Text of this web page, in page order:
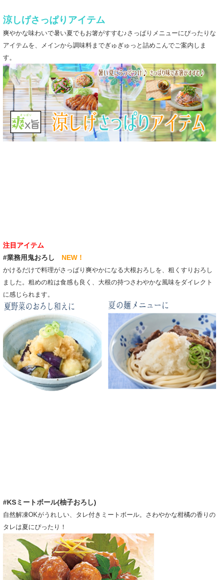
涼しげさっぱりアイテム
爽やかな味わいで暑い夏でもお箸がすすむ♪さっぱりメニューにぴったりな
アイテムを、メインから調味料までぎゅぎゅっと詰めこんでご案内しま
す。
注目アイテム
#業務用鬼おろし NEW！
かけるだけで料理がさっぱり爽やかになる大根おろしを、粗くすりおろし
ました。粗めの粒は食感も良く、大根の持つさわやかな風味をダイレクト
に感じられます。
#KSミートボール(柚子おろし)
自然解凍OKがうれしい、タレ付きミートボール。さわやかな柑橘の香りの
タレは夏にぴったり！